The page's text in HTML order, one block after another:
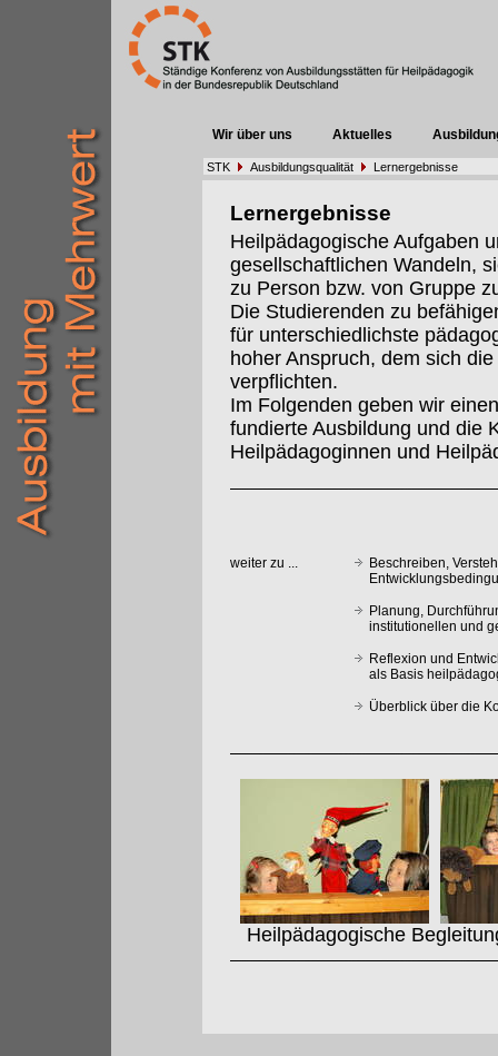
Wir über uns Aktuelles
STK Ausbildungsqualität Lernergebnisse
Lernergebnisse
Heilpädagogische Aufgaben
gesellschaftlichen Wandeln,
zu Person bzw. von Gruppe
Die Studierenden zu
für unterschiedlichste
hoher Anspruch, dem sich
verpflichten.
Im Folgenden geben wir
fundierte Ausbildung und die
Heilpädagoginnen und
weiter zu ...
Beschreiben,
Planung,
institutionellen und
Reflexion und
als Basis
Überblick über die
Heilpädagogische